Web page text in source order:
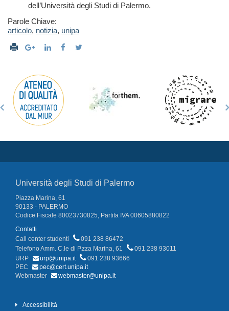
dell’Università degli Studi di Palermo.
Parole Chiave:
articolo, notizia, unipa
Università degli Studi di Palermo
Piazza Marina, 61
90133 - PALERMO
Codice Fiscale 80023730825, Partita IVA 00605880822
Contatti
Call center studenti
091 238 86472
Telefono Amm. C.le di P.zza Marina, 61
091 238 93011
URP
urp@unipa.it
091 238 93666
PEC
pec@cert.unipa.it
Webmaster
webmaster@unipa.it
Accessibilità